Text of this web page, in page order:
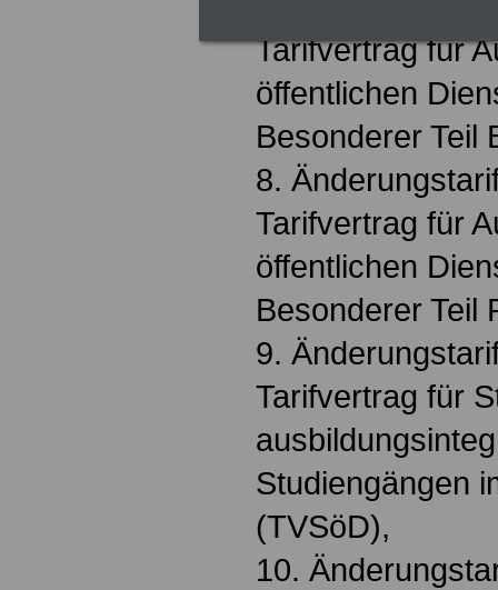
Tarifvertrag für
öffentlichen
Besonderer Teil
8.
Tarifvertrag für
öffentlichen
Besonderer Teil
9.
Tarifvertrag für
Studiengängen
(TVSöD),
10.